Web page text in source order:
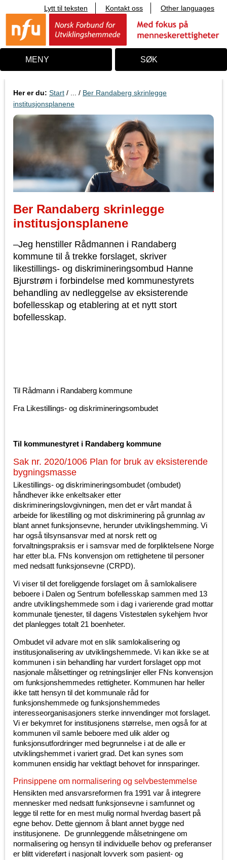
i
n
o
Lytt til teksten Kontakt oss Other languages
MENY SØK
Her er du: Start / ... / Ber Randaberg skrinlegge
institusjonsplanene
Ber Randaberg skrinlegge
institusjonsplanene
–Jeg henstiller Rådmannen i Randaberg
kommune til å trekke forslaget, skriver
likestillings- og diskrimineringsombud Hanne
Bjurstrøm i forbindelse med kommunestyrets
behandling av nedleggelse av eksisterende
bofellesskap og etablering at et nytt stort
bofellesskap.
Til Rådmann i Randaberg kommune
Fra Likestillings- og diskrimineringsombudet
Til kommunestyret i Randaberg kommune
Sak nr. 2020/1006 Plan for bruk av eksisterende
bygningsmasse
Likestillings- og diskrimineringsombudet (ombudet)
håndhever ikke enkeltsaker etter
diskrimineringslovgivningen, men det er vårt mandat å
arbeide for likestilling og mot diskriminering på grunnlag av
blant annet funksjonsevne, herunder utviklingshemming. Vi
har også tilsynsansvar med at norsk rett og
forvaltningspraksis er i samsvar med de forpliktelsene Norge
har etter bl.a. FNs konvensjon om rettighetene til personer
med nedsatt funksjonsevne (CRPD).
Vi viser til det foreliggende forslaget om å samlokalisere
beboere i Dalen og Sentrum bofellesskap sammen med 13
andre utviklingshemmede som i dag i varierende grad mottar
kommunale tjenester, til dagens Vistestølen sykehjem hvor
det planlegges totalt 21 boenheter.
Ombudet vil advare mot en slik samlokalisering og
institusjonalisering av utviklingshemmede. Vi kan ikke se at
kommunen i sin behandling har vurdert forslaget opp mot
nasjonale målsettinger og retningslinjer eller FNs konvensjon
om funksjonshemmedes rettigheter. Kommunen har heller
ikke tatt hensyn til det kommunale råd for
funksjonshemmede og funksjonshemmedes
interesseorganisasjoners sterke innvendinger mot forslaget.
Vi er bekymret for institusjonens størrelse, men også for at
kommunen vil samle beboere med ulik alder og
funksjonsutfordringer med begrunnelse i at de alle er
utviklingshemmet i variert grad. Det kan synes som
kommunen ensidig har vektlagt behovet for innsparinger.
Prinsippene om normalisering og selvbestemmelse
Hensikten med ansvarsreformen fra 1991 var å integrere
mennesker med nedsatt funksjonsevne i samfunnet og
legge til rette for en mest mulig normal hverdag basert på
egne behov. Dette gjennom å blant annet bygge ned
institusjonene. De grunnleggende målsetningene om
normalisering og hensyn til individuelle behov og preferanser
er blitt videreført i nasjonalt lovverk som pasient- og